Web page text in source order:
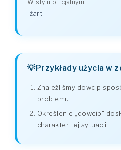
W stylu oficjalnym
żart
Przykłady użycia w
Znaleźliśmy dowcip
problemu.
Określenie „dowcip"
charakter tej sytuacji.